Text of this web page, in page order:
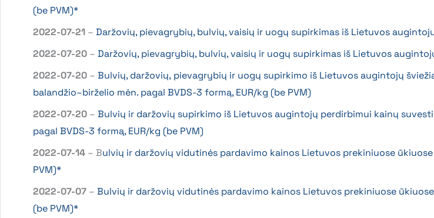
(be PVM)*
2022-07-21 – Daržovių, pievagrybių, bulvių, vaisių ir uogų supirkimas iš Lietuvos
2022-07-20 – Daržovių, pievagrybių, bulvių, vaisių ir uogų supirkimas iš Lietuvos
2022-07-20 – Bulvių, daržovių, pievagrybių ir uogų supirkimo iš Lietuvos augintojų
balandžio–birželio mėn. pagal BVDS-3 formą, EUR/kg (be PVM)
2022-07-20 – Bulvių ir daržovių supirkimo iš Lietuvos augintojų perdirbimui kainų
pagal BVDS-3 formą, EUR/kg (be PVM)
2022-07-14 – Bulvių ir daržovių vidutinės pardavimo kainos Lietuvos prekiniuose
PVM)*
2022-07-07 – Bulvių ir daržovių vidutinės pardavimo kainos Lietuvos prekiniuose
(be PVM)*